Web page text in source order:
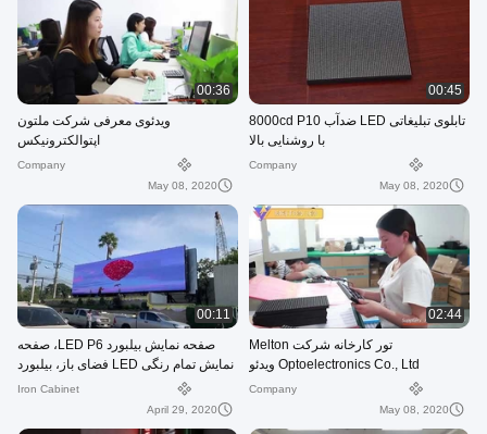
00:45
تابلوی تبلیغاتی LED ضدآب 8000cd P10
با روشنایی بالا
Company
May 08, 2020
00:36
ویدئوی معرفی شرکت ملتون
اپتوالکترونیکس
Company
May 08, 2020
02:44
تور کارخانه شرکت Melton
Optoelectronics Co., Ltd ویدئو
Company
May 08, 2020
00:11
صفحه نمایش بیلبورد LED P6، صفحه
نمایش تمام رنگی LED فضای باز، بیلبورد
تبلیغاتی
Iron Cabinet
April 29, 2020